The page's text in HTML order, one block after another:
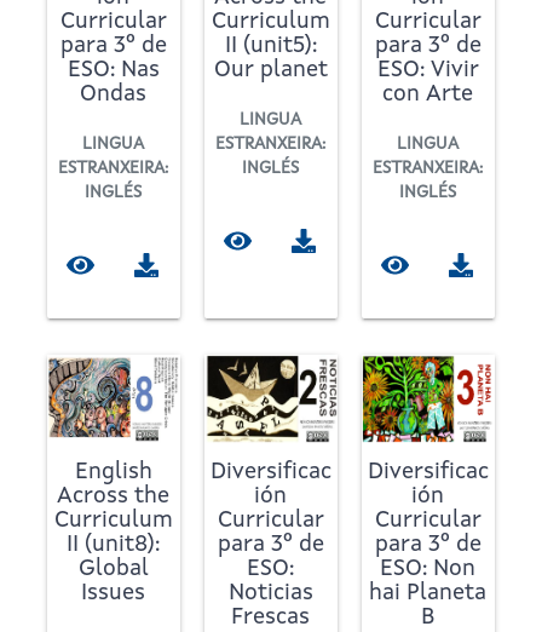
Curricular
para 3º de
ESO: Nas
Ondas
LINGUA
ESTRANXEIRA:
INGLÉS
Curriculum
II (unit5):
Our planet
LINGUA
ESTRANXEIRA:
INGLÉS
Curricular
para 3º de
ESO: Vivir
con Arte
LINGUA
ESTRANXEIRA:
INGLÉS
English
Across the
Curriculum
II (unit8):
Global
Issues
Diversificac
ión
Curricular
para 3º de
ESO:
Noticias
Frescas
Diversificac
ión
Curricular
para 3º de
ESO: Non
hai Planeta
B